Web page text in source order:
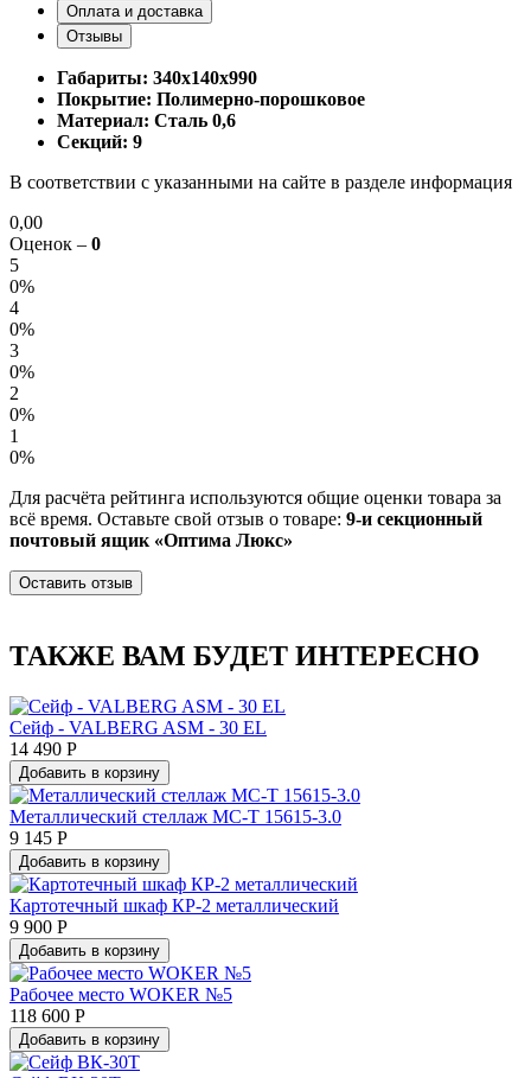
Оплата и доставка
Отзывы
Габариты: 340х140х990
Покрытие: Полимерно-порошковое
Материал: Сталь 0,6
Cекций: 9
В соответствии с указанными на сайте в разделе информация
0,00
Оценок – 0
5
0%
4
0%
3
0%
2
0%
1
0%
Для расчёта рейтинга используются общие оценки товара за
всё время. Оставьте свой отзыв о товаре: 9-и секционный
почтовый ящик «Оптима Люкс»
Оставить отзыв
ТАКЖЕ ВАМ БУДЕТ ИНТЕРЕСНО
Сейф - VALBERG ASM - 30 EL
14 490 Р
Добавить в корзину
Металлический стеллаж МС-Т 15615-3.0
9 145 Р
Добавить в корзину
Картотечный шкаф КР-2 металлический
9 900 Р
Добавить в корзину
Рабочее место WOKER №5
118 600 Р
Добавить в корзину